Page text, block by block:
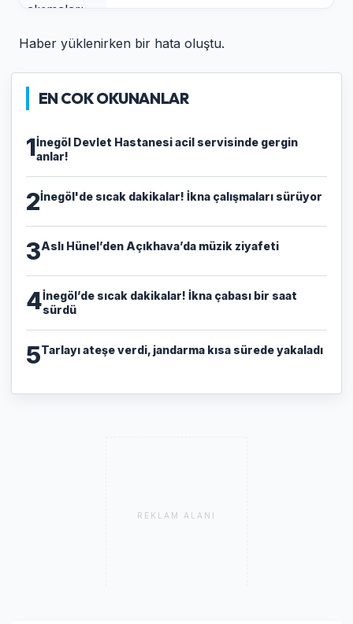
Haber yüklenirken bir hata oluştu.
EN COK OKUNANLAR
1İnegöl Devlet Hastanesi acil servisinde gergin
anlar!
2İnegöl'de sıcak dakikalar! İkna çalışmaları sürüyor
3Aslı Hünel’den Açıkhava’da müzik ziyafeti
4İnegöl’de sıcak dakikalar! İkna çabası bir saat
sürdü
5Tarlayı ateşe verdi, jandarma kısa sürede yakaladı
REKLAM ALANI